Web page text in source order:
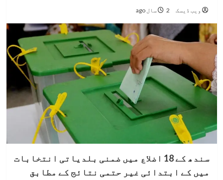
ویب ڈیسک 2 سال ago
سندھ کے 18 اضلاع میں ضمنی بلدیاتی انتخابات
میں کے ابتدائی غیر حتمی نتائج کے مطابق